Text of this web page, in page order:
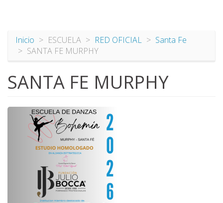
Inicio ESCUELA RED OFICIAL
Santa Fe
SANTA FE MURPHY
SANTA FE MURPHY